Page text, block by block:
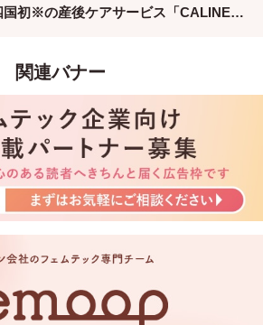
初※の産後ケアサービス「CALINE」
関連バナー